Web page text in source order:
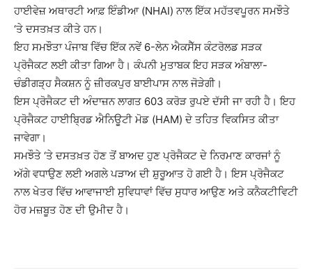
ਹਾਈਵੇਜ਼ ਅਥਾਰਟੀ ਆਫ਼ ਇੰਡੀਆ (NHAI) ਨਾਲ ਇੱਕ ਮਹੱਤਵਪੂਰਨ ਸਮਝੌਤੇ
‘ਤੇ ਦਸਤਖ਼ਤ ਕੀਤੇ ਹਨ।
ਇਹ ਸਮਝੌਤਾ ਪੰਜਾਬ ਵਿੱਚ ਇੱਕ ਨਵੇਂ 6-ਲੇਨ ਐਕਸੈੱਸ ਕੰਟਰੋਲਡ ਸੜਕ
ਪ੍ਰੋਜੈਕਟ ਲਈ ਕੀਤਾ ਗਿਆ ਹੈ। ਕੰਪਨੀ ਮੁਤਾਬਕ ਇਹ ਸੜਕ ਅੰਬਾਲਾ-
ਚੰਡੀਗੜ੍ਹ ਸੈਕਸ਼ਨ ਨੂੰ ਜ਼ੀਰਕਪੁਰ ਬਾਈਪਾਸ ਨਾਲ ਜੋੜੇਗੀ।
ਇਸ ਪ੍ਰੋਜੈਕਟ ਦੀ ਅੰਦਾਜ਼ਨ ਲਾਗਤ 603 ਕਰੋੜ ਰੁਪਏ ਦੱਸੀ ਜਾ ਰਹੀ ਹੈ। ਇਹ
ਪ੍ਰੋਜੈਕਟ ਹਾਈਬ੍ਰਿਡ ਐਨਿਊਟੀ ਮੋਡ (HAM) ਦੇ ਤਹਿਤ ਵਿਕਸਿਤ ਕੀਤਾ
ਜਾਵੇਗਾ।
ਸਮਝੌਤੇ ‘ਤੇ ਦਸਤਖ਼ਤ ਹੋਣ ਤੋਂ ਬਾਅਦ ਹੁਣ ਪ੍ਰੋਜੈਕਟ ਦੇ ਨਿਰਮਾਣ ਕਾਰਜਾਂ ਨੂੰ
ਅੱਗੇ ਵਧਾਉਣ ਲਈ ਅਗਲੇ ਪੜਾਅ ਦੀ ਸ਼ੁਰੂਆਤ ਹੋ ਗਈ ਹੈ। ਇਸ ਪ੍ਰੋਜੈਕਟ
ਨਾਲ ਖੇਤਰ ਵਿੱਚ ਆਵਾਜਾਈ ਸੁਵਿਧਾਵਾਂ ਵਿੱਚ ਸੁਧਾਰ ਆਉਣ ਅਤੇ ਕਨੈਕਟੀਵਿਟੀ
ਹੋਰ ਮਜ਼ਬੂਤ ਹੋਣ ਦੀ ਉਮੀਦ ਹੈ।